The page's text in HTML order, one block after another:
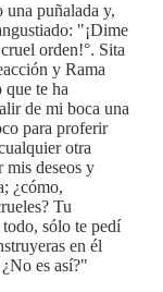
una puñalada y,
"¡Dime
orden!°. Sita
y Rama
te ha
de mi boca una
para proferir
otra
mis deseos y
¿cómo,
Tu
todo, sólo te pedí
en él
es así?"